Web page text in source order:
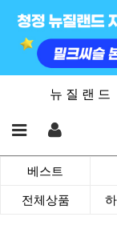
뉴 질 랜
베스트
전체상품